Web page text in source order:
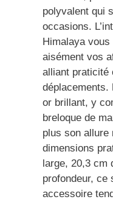
polyvalent qui
occasions.
Himalaya vous
aisément vos
alliant praticité
déplacements.
or brillant, y
breloque de
plus son allure
dimensions
large, 20,3 cm
profondeur, ce
accessoire